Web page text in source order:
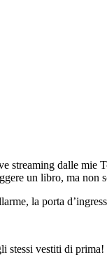
dalle mie
un libro, ma non
la porta
stessi vestiti di